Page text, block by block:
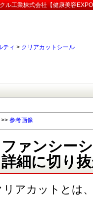
ル工業株式会社【健康美容
ティ > クリアカットシール
>> 参考画像
ファンシー
詳細に切り
リアカットとは